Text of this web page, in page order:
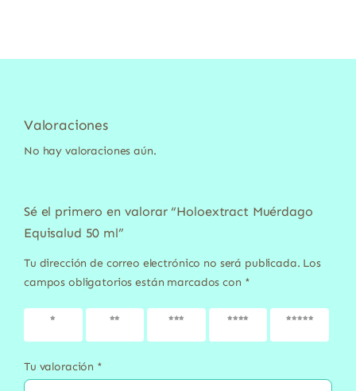
Valoraciones
No hay valoraciones aún.
Sé el primero en valorar “Holoextract Muérdago
Equisalud 50 ml”
Tu dirección de correo electrónico no será publicada. Los
campos obligatorios están marcados con *
1 de 5
2 de 5
3 de 5
4 de 5
5 de 5
Tu valoración *